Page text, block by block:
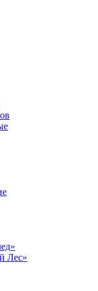
Лес»